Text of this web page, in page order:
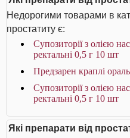
Недорогими товарами в
простатиту є:
Супозиторії з олією
ректальні 0,5 г 10 шт
Предзарен краплі
Супозиторії з олією
ректальні 0,5 г 10 шт
Які препарати від